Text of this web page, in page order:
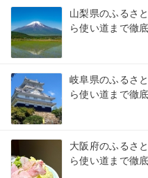
山梨県のふるさ
ら使い道まで徹
岐阜県のふるさ
ら使い道まで徹
大阪府のふるさ
ら使い道まで徹